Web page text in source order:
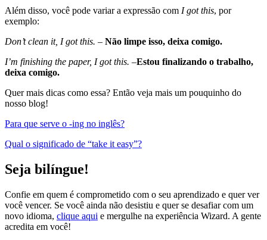
Além disso, você pode variar a expressão com I got this, por
exemplo:
Don’t clean it, I got this. – Não limpe isso, deixa comigo.
I’m finishing the paper, I got this. –Estou finalizando o trabalho,
deixa comigo.
Quer mais dicas como essa? Então veja mais um pouquinho do
nosso blog!
Para que serve o -ing no inglês?
Qual o significado de “take it easy”?
Seja bilíngue!
Confie em quem é comprometido com o seu aprendizado e quer ver
você vencer. Se você ainda não desistiu e quer se desafiar com um
novo idioma, clique aqui e mergulhe na experiência Wizard. A gente
acredita em você!